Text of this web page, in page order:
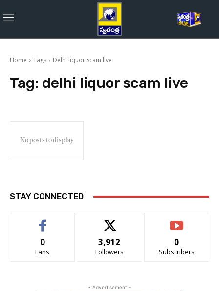
Home Tags Delhi liquor scam live
Tag: delhi liquor scam live
No posts to display
STAY CONNECTED
0
Fans
3,912
Followers
0
Subscribers
- Advertisement -